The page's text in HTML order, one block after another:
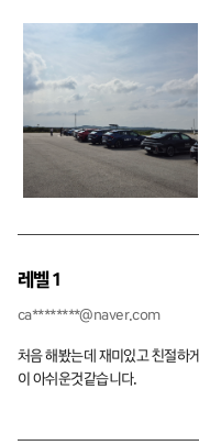
레벨 1
ca********@naver.com
처음 해봤는데 재미있고 친절하
이 아쉬운것같습니다.